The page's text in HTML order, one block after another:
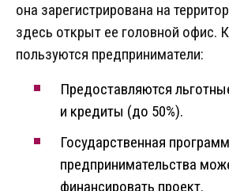
она зарегистрирована на
здесь открыт ее головной офис.
пользуются предприниматели:
Предоставляются
и кредиты (до 50%).
Государственная
предпринимательства
финансировать проект.